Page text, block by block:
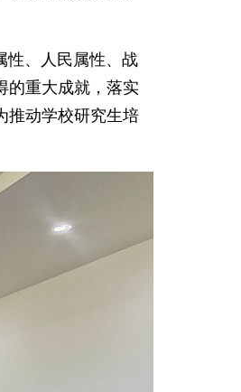
、人民属性、战
的重大成就，落实
推动学校研究生培